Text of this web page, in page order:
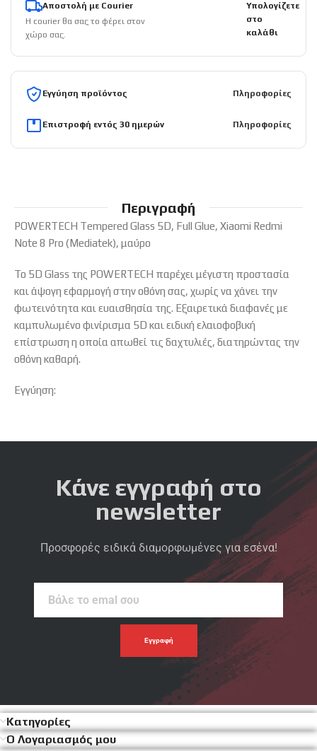
Αποστολή με Courier
Η courier θα σας το φέρει στον
χώρο σας.
Υπολογίζετε
στο
καλάθι
Εγγύηση προϊόντος Πληροφορίες
Επιστροφή εντός 30 ημερών Πληροφορίες
Περιγραφή
POWERTECH Tempered Glass 5D, Full Glue, Xiaomi Redmi
Note 8 Pro (Mediatek), μαύρο
Το 5D Glass της POWERTECH παρέχει μέγιστη προστασία
και άψογη εφαρμογή στην οθόνη σας, χωρίς να χάνει την
φωτεινότητα και ευαισθησία της. Εξαιρετικά διαφανές με
καμπυλωμένο φινίρισμα 5D και ειδική ελαιοφοβική
επίστρωση η οποία απωθεί τις δαχτυλιές, διατηρώντας την
οθόνη καθαρή.
Εγγύηση:
Κάνε εγγραφή στο
newsletter
Προσφορές ειδικά διαμορφωμένες για εσένα!
Κατηγορίες
Ο Λογαριασμός μου